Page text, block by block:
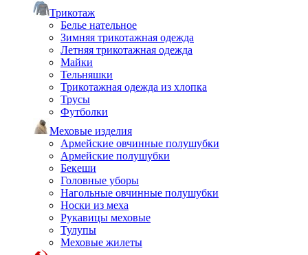
Трикотаж
Белье нательное
Зимняя трикотажная одежда
Летняя трикотажная одежда
Майки
Тельняшки
Трикотажная одежда из хлопка
Трусы
Футболки
Меховые изделия
Армейские овчинные полушубки
Армейские полушубки
Бекеши
Головные уборы
Нагольные овчинные полушубки
Носки из меха
Рукавицы меховые
Тулупы
Меховые жилеты